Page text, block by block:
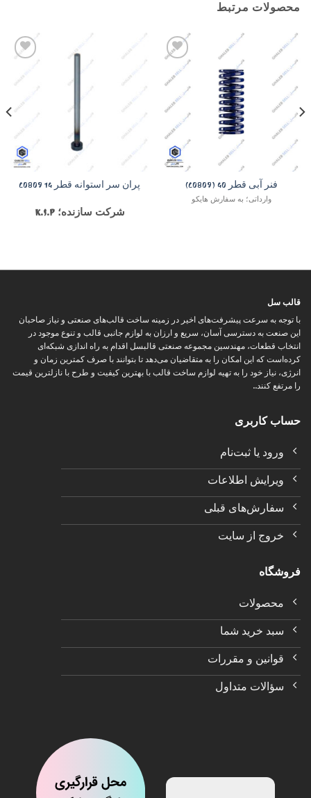
محصولات مرتبط
Add to
wishlist
فنر آبی قطر 40 (C0809)
وارداتی؛ به سفارش هایکو
wishlist
پران سر استوانه قطر 14 C0809
شرکت سازنده؛ K.S.P
قالب سل
با توجه به سرعت پیشرفت‌های اخیر در زمینه ساخت قالب‌های صنعتی و نیاز صاحبان
این صنعت به دسترسی آسان، سریع و ارزان به لوازم جانبی قالب و تنوع موجود در
انتخاب قطعات، مهندسین مجموعه صنعتی قالبسل اقدام به راه اندازی شبکه‌ای
کرده‌است که این امکان را به متقاضیان می‌دهد تا بتوانند با صرف کمترین زمان و
انرژی، نیاز خود را به تهیه لوازم ساخت قالب با بهترین کیفیت و طرح با نازلترین قیمت
را مرتفع کنند..
حساب کاربری
ورود یا ثبت‌نام
ویرایش اطلاعات
سفارش‌های قبلی
خروج از سایت
فروشگاه
محصولات
سبد خرید شما
قوانین و مقررات
سؤالات متداول